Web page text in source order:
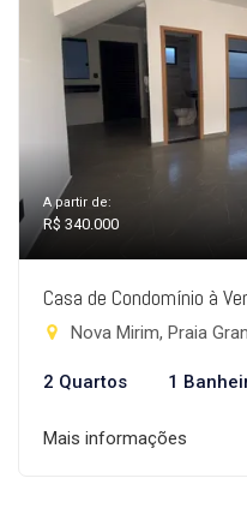
A partir de:
R$ 340.000
Casa de Condomínio à
Nova Mirim, Praia
2 Quartos 1
Mais informações